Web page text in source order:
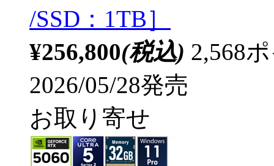
/SSD：1TB］
¥256,800(税込) 2,568
2026/05/28発売
お取り寄せ